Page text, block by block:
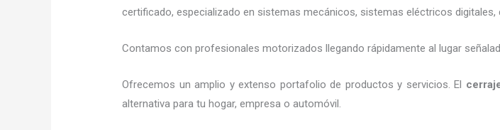
certificado, especializado en sistemas mecánicos, sistemas eléctricos digitales,
Contamos con profesionales motorizados llegando rápidamente al lugar
Ofrecemos un amplio y extenso portafolio de productos y servicios. El
alternativa para tu hogar, empresa o automóvil.